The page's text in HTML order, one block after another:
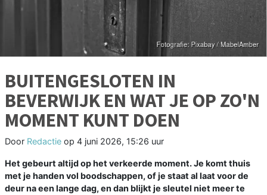
BUITENGESLOTEN IN
BEVERWIJK EN WAT JE OP ZO'N
MOMENT KUNT DOEN
Door Redactie op 4 juni 2026, 15:26 uur
Het gebeurt altijd op het verkeerde moment. Je komt thuis
met je handen vol boodschappen, of je staat al laat voor de
deur na een lange dag, en dan blijkt je sleutel niet meer te